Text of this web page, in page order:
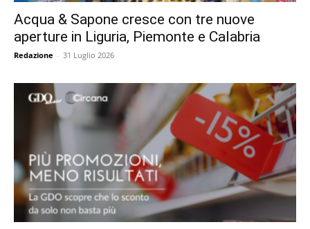
Acqua & Sapone cresce con tre nuove
aperture in Liguria, Piemonte e Calabria
Redazione - 31 Luglio 2026